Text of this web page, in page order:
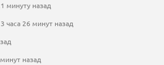
минуту назад
часа 26 минут назад
назад